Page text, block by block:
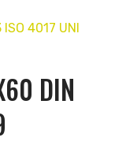
4017 UNI
DIN